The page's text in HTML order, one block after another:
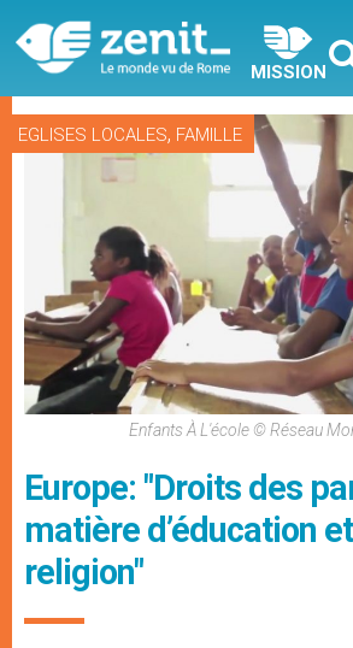
MISSION
EGLISES LOCALES, FAMILLE
Enfants À L'école © Réseau
Europe: "Droits des
matière d’éducation
religion"